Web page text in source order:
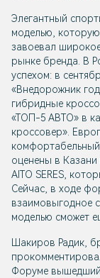
Элегантный
моделью,
завоевал
рынке бренда. В
успехом: в
«Внедорожник
гибридные
«ТОП-5 АВТО» в
кроссовер».
оценены в
AITO SERES ,
Сейчас, в ходе
взаимовыгодное
моделью сможет
Шакиров Радик,
Форуме